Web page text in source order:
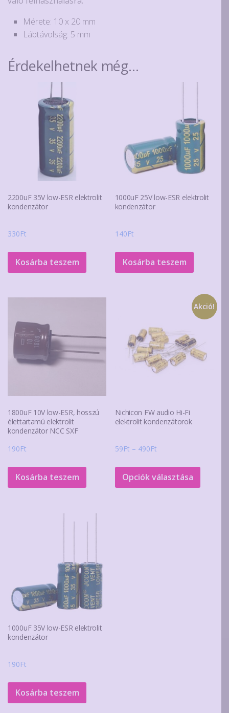
Mérete: 10 x 20 mm
Lábtávolság: 5 mm
Érdekelhetnek még…
2200uF 35V low-ESR elektrolit
kondenzátor
330Ft
Kosárba teszem
1000uF 25V low-ESR elektrolit
kondenzátor
140Ft
Kosárba teszem
1800uF 10V low-ESR, hosszú
élettartamú elektrolit
kondenzátor NCC SXF
190Ft
Kosárba teszem
Akció!
Nichicon FW audio Hi-Fi
elektrolit kondenzátorok
59Ft – 490FtÁrtartomány:
-
490Ft
Opciók választása
Ennek
1000uF 35V low-ESR elektrolit
kondenzátor
190Ft
Kosárba teszem